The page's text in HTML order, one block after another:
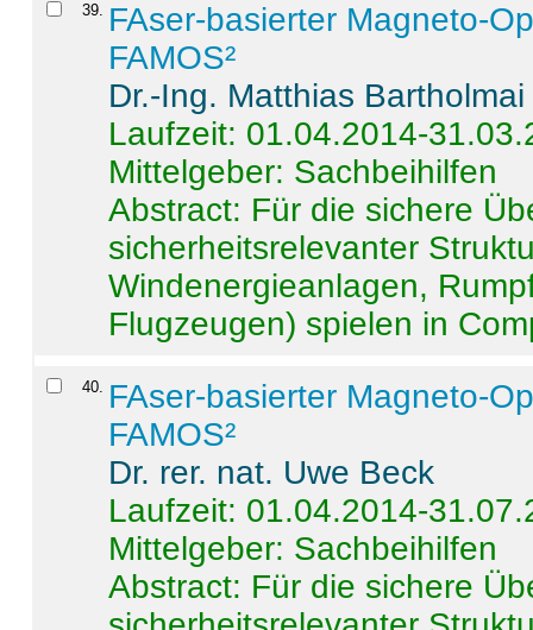
39. FAser-basierter Magneto-
FAMOS²
Dr.-Ing. Matthias Bartholmai
Laufzeit: 01.04.2014-
Mittelgeber: Sachbeihilfen
Abstract: Für die sichere
sicherheitsrelevanter
Windenergieanlagen,
Flugzeugen) spielen in
40. FAser-basierter Magneto-
FAMOS²
Dr. rer. nat. Uwe Beck
Laufzeit: 01.04.2014-
Mittelgeber: Sachbeihilfen
Abstract: Für die sichere